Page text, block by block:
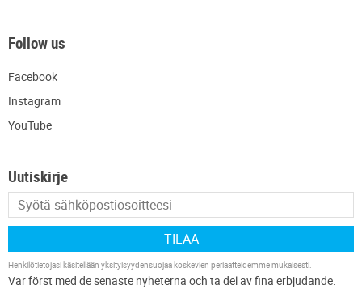
Follow us
Facebook
Instagram
YouTube
Uutiskirje
TILAA
Henkilötietojasi käsitellään yksityisyydensuojaa koskevien periaatteidemmemukaisesti.